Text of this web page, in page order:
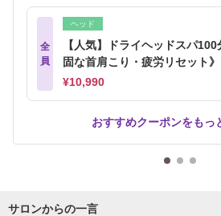
全
員
ヘッド
【人気】ドライヘッドスパ100
固な首肩こり・疲労リセット》
¥10,990
おすすめクーポンをもっ
サロンからの一言